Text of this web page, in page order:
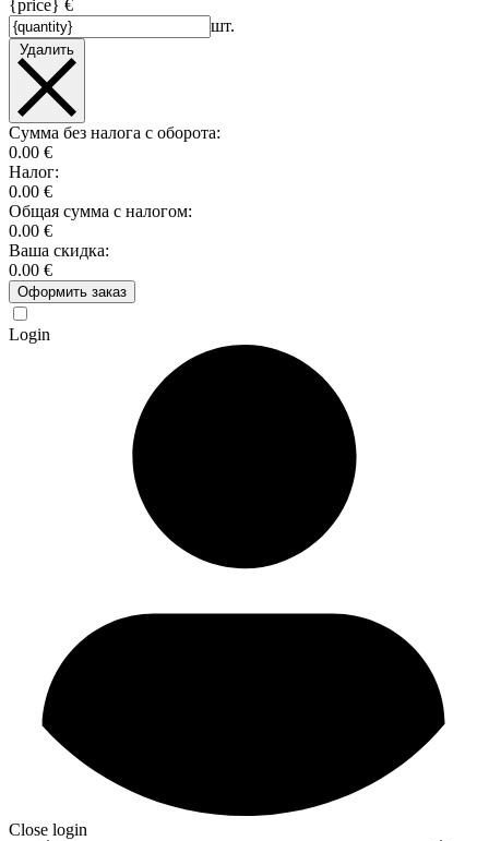
{price} €
шт.
Удалить
Сумма без налога с оборота:
0.00 €
Налог:
0.00 €
Общая сумма с налогом:
0.00 €
Ваша скидка:
0.00 €
Оформить заказ
Login
Close login